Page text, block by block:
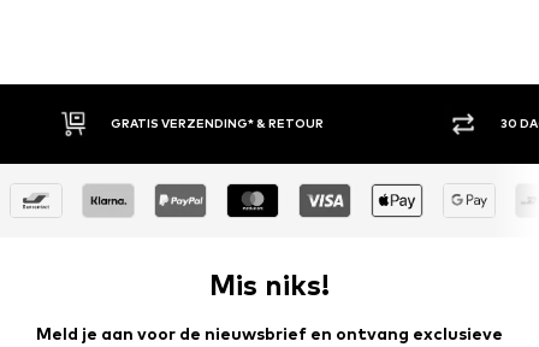
30 DAGEN BEDENKTIJD
Mis niks!
Meld je aan voor de nieuwsbrief en ontvang exclusieve